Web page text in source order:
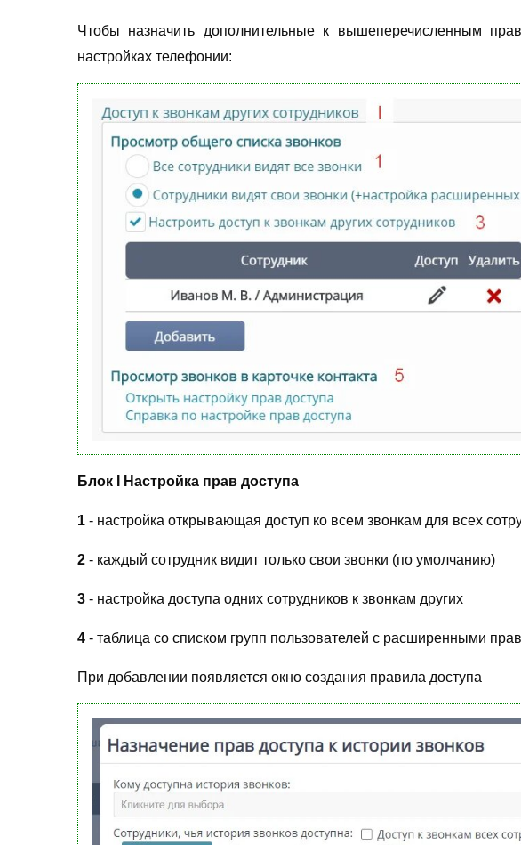
Чтобы назначить дополнительные к вышеперечисленным
настройках телефонии:
Блок I Настройка прав доступа
1 - настройка открывающая доступ ко всем звонкам для всех
2 - каждый сотрудник видит только свои звонки (по умолчанию)
3 - настройка доступа одних сотрудников к звонкам других
4 - таблица со списком групп пользователей с расширенными
При добавлении появляется окно создания правила доступа